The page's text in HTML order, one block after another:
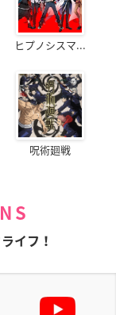
ヒプノシスマ...
呪術廻戦
イフ！